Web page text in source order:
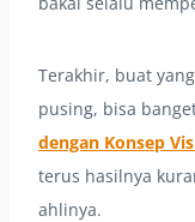
Terakhir, buat
pusing, bisa
dengan Konsep
terus hasilnya
ahlinya.